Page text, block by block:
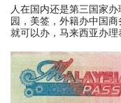
人在国内还是第三国家
园，美签，外籍办中国
就可以办，马来西亚办